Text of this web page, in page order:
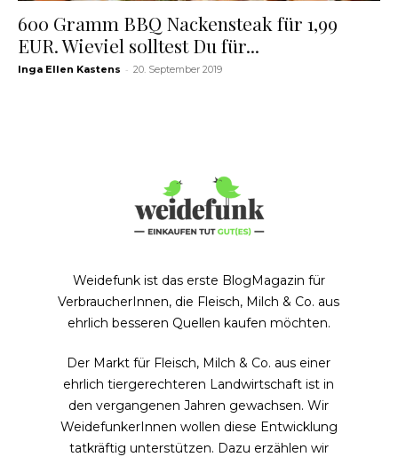
600 Gramm BBQ Nackensteak für 1,99
EUR. Wieviel solltest Du für...
Inga Ellen Kastens - 20. September 2019
Weidefunk ist das erste BlogMagazin für
VerbraucherInnen, die Fleisch, Milch & Co. aus
ehrlich besseren Quellen kaufen möchten.
Der Markt für Fleisch, Milch & Co. aus einer
ehrlich tiergerechteren Landwirtschaft ist in
den vergangenen Jahren gewachsen. Wir
WeidefunkerInnen wollen diese Entwicklung
tatkräftig unterstützen. Dazu erzählen wir